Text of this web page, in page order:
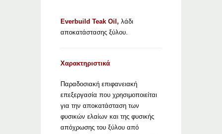
Everbuild Teak Oil,λάδι
αποκατάστασης ξύλου.
Χαρακτηριστικά
Παραδοσιακή επιφανειακή
επεξεργασία που χρησιμοποιείται
για την αποκατάσταση των
φυσικών ελαίων και της φυσικής
απόχρωσης του ξύλου από